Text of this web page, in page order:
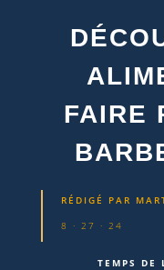
FAIRE
RÉDIGÉ PAR
8 · 27 · 24
TEMPS DE